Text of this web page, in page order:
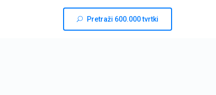
Pretraži 600.000 tvrtki